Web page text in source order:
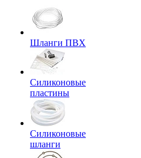
Шланги ПВХ
Силиконовые
пластины
Силиконовые
шланги